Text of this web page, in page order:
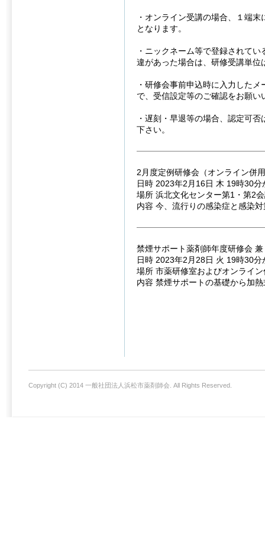
・オンライン受講の場合、１端
となります。
・ニックネーム等で登録されて
違があった場合は、研修受講単位
・研修会事前申込時に入力した
で、受信設定等のご確認をお願い
・遅刻・早退等の場合、認定可
下さい。
2月度定例研修会（オンライン併
日時 2023年2月16日 木 19時30分
場所 浜北文化センター第1・第2
内容 今、流行りの感染症と感染対
禁煙サポート薬剤師年度研修会
日時 2023年2月28日 火 19時30分
場所 市薬研修室およびオンライン
内容 禁煙サポートの基礎から加
Copyright (C) 2014 一般社団法人浜松市薬剤師会. All Rights Reserved.